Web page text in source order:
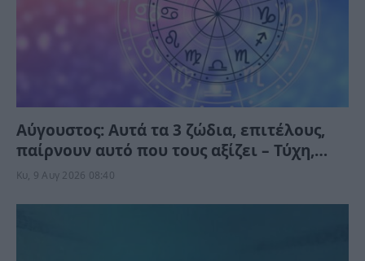
Αύγουστος: Αυτά τα 3 ζώδια, επιτέλους,
παίρνουν αυτό που τους αξίζει – Τύχη,
ευκαιρίες και απρόσμενες εξελίξεις
Κυ, 9 Αυγ 2026 08:40